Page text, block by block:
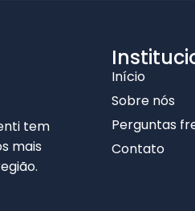
tem
mais
Início
Sobre nós
Perguntas
Contato